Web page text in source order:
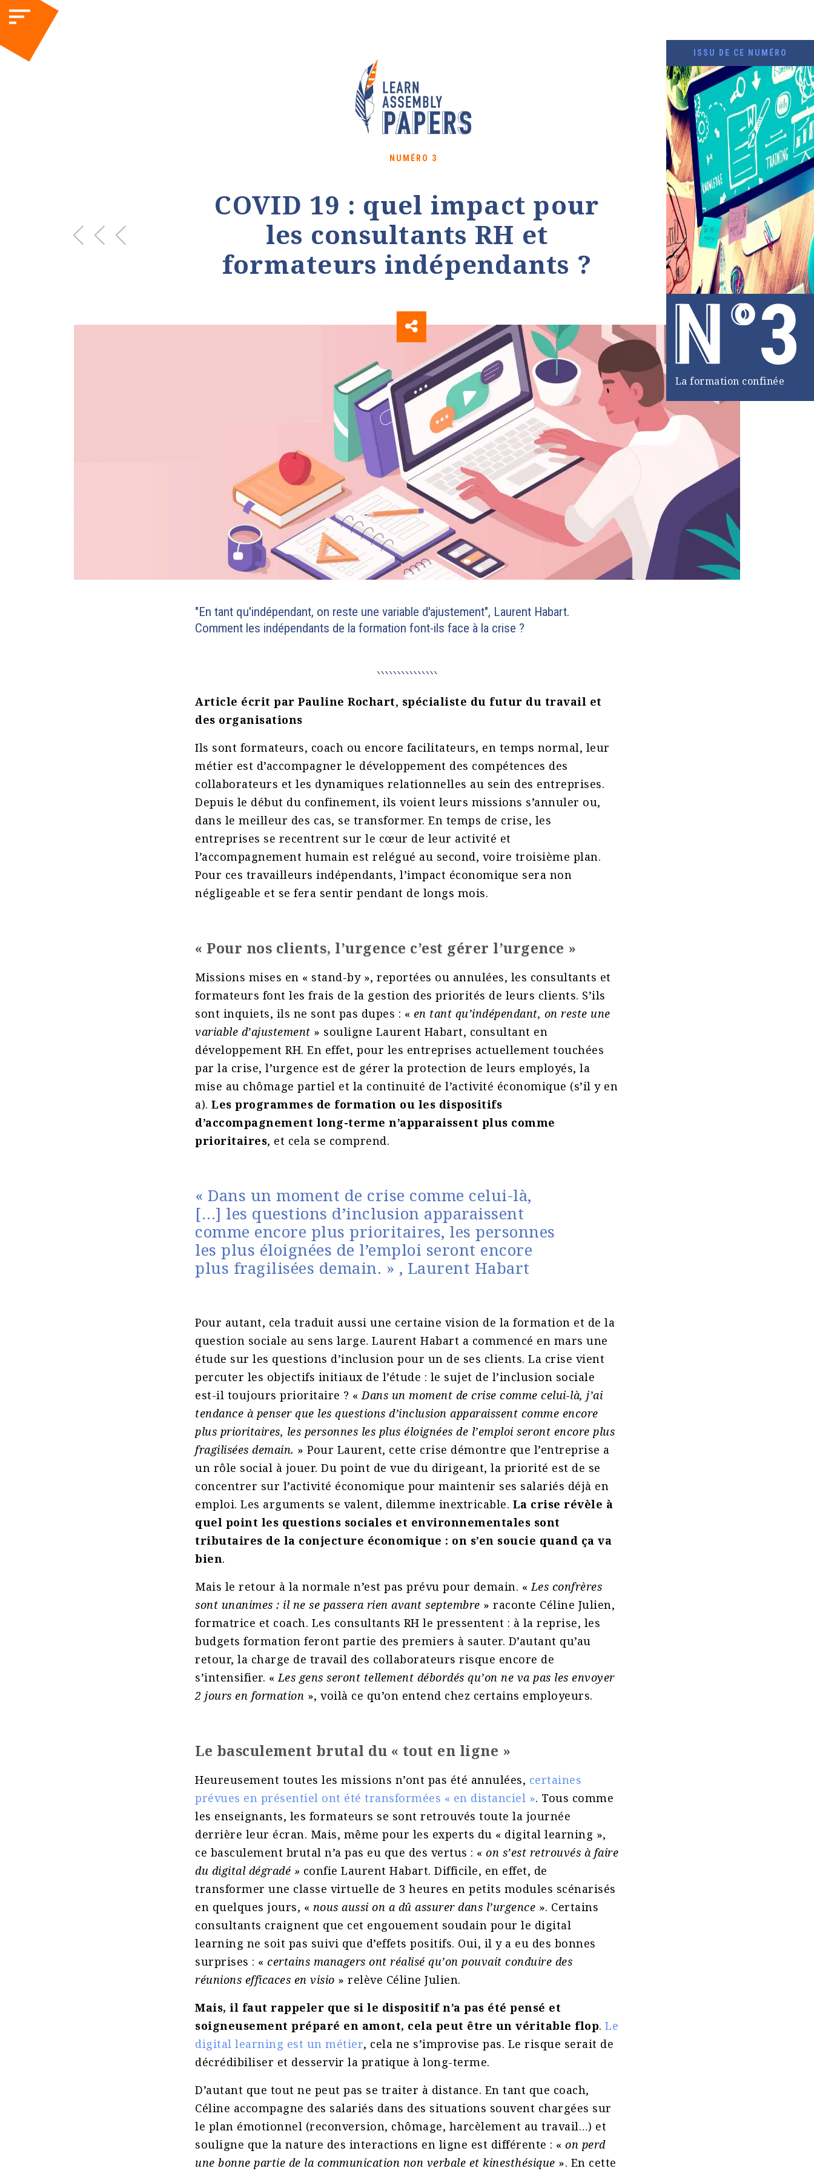
ISSU DE CE NUMÉRO
3
La formation confinée
NUMÉRO 3
COVID 19 : quel impact pour
les consultants RH et
formateurs indépendants ?
"En tant qu'indépendant, on reste une variable d'ajustement", Laurent Habart.
Comment les indépendants de la formation font-ils face à la crise ?
Article écrit par Pauline Rochart, spécialiste du futur du travail et
des organisations
Ils sont formateurs, coach ou encore facilitateurs, en temps normal, leur
métier est d’accompagner le développement des compétences des
collaborateurs et les dynamiques relationnelles au sein des entreprises.
Depuis le début du confinement, ils voient leurs missions s’annuler ou,
dans le meilleur des cas, se transformer. En temps de crise, les
entreprises se recentrent sur le cœur de leur activité et
l’accompagnement humain est relégué au second, voire troisième plan.
Pour ces travailleurs indépendants, l’impact économique sera non
négligeable et se fera sentir pendant de longs mois.
« Pour nos clients, l’urgence c’est gérer l’urgence »
Missions mises en « stand-by », reportées ou annulées, les consultants et
formateurs font les frais de la gestion des priorités de leurs clients. S’ils
sont inquiets, ils ne sont pas dupes : « en tant qu’indépendant, on reste une
variable d’ajustement » souligne Laurent Habart, consultant en
développement RH. En effet, pour les entreprises actuellement touchées
par la crise, l’urgence est de gérer la protection de leurs employés, la
mise au chômage partiel et la continuité de l’activité économique (s’il y en
a). Les programmes de formation ou les dispositifs
d’accompagnement long-terme n’apparaissent plus comme
prioritaires, et cela se comprend.
« Dans un moment de crise comme celui-là,
[…] les questions d’inclusion apparaissent
comme encore plus prioritaires, les personnes
les plus éloignées de l’emploi seront encore
plus fragilisées demain. » , Laurent Habart
Pour autant, cela traduit aussi une certaine vision de la formation et de la
question sociale au sens large. Laurent Habart a commencé en mars une
étude sur les questions d’inclusion pour un de ses clients. La crise vient
percuter les objectifs initiaux de l’étude : le sujet de l’inclusion sociale
est-il toujours prioritaire ? «Dans un moment de crise comme celui-là, j’ai
tendance à penser que les questions d’inclusion apparaissent comme encore
plus prioritaires, les personnes les plus éloignées de l’emploi seront encore plus
fragilisées demain. » Pour Laurent, cette crise démontre que l’entreprise a
un rôle social à jouer. Du point de vue du dirigeant, la priorité est de se
concentrer sur l’activité économique pour maintenir ses salariés déjà en
emploi. Les arguments se valent, dilemme inextricable. La crise révèle à
quel point les questions sociales et environnementales sont
tributaires de la conjecture économique : on s’en soucie quand ça va
bien.
Mais le retour à la normale n’est pas prévu pour demain. «Les confrères
sont unanimes : il ne se passera rien avant septembre » raconte Céline Julien,
formatrice et coach. Les consultants RH le pressentent : à la reprise, les
budgets formation feront partie des premiers à sauter. D’autant qu’au
retour, la charge de travail des collaborateurs risque encore de
s’intensifier. «Les gens seront tellement débordés qu’on ne va pas les envoyer
2 jours en formation », voilà ce qu’on entend chez certains employeurs.
Le basculement brutal du « tout en ligne »
Heureusement toutes les missions n’ont pas été annulées, certaines
prévues en présentiel ont été transformées « en distanciel ». Tous comme
les enseignants, les formateurs se sont retrouvés toute la journée
derrière leur écran. Mais, même pour les experts du « digital learning »,
ce basculement brutal n’a pas eu que des vertus : « on s’est retrouvés à faire
du digital dégradé » confie Laurent Habart. Difficile, en effet, de
transformer une classe virtuelle de 3 heures en petits modules scénarisés
en quelques jours, « nous aussi on a dû assurer dans l’urgence ». Certains
consultants craignent que cet engouement soudain pour le digital
learning ne soit pas suivi que d’effets positifs. Oui, il y a eu des bonnes
surprises : « certains managers ont réalisé qu’on pouvait conduire des
réunions efficaces en visio » relève Céline Julien.
Mais, il faut rappeler que si le dispositif n’a pas été pensé et
soigneusement préparé en amont, cela peut être un véritable flop. Le
digital learning est un métier, cela ne s’improvise pas. Le risque serait de
décrédibiliser et desservir la pratique à long-terme.
D’autant que tout ne peut pas se traiter à distance. En tant que coach,
Céline accompagne des salariés dans des situations souvent chargées sur
le plan émotionnel (reconversion, chômage, harcèlement au travail…) et
souligne que la nature des interactions en ligne est différente : « on perd
une bonne partie de la communication non verbale et kinesthésique ». En cette